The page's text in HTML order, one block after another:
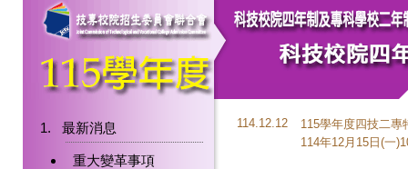
最新消息
重大變革事項
114.12.12
115學年度四技二專
114年12月15日(一